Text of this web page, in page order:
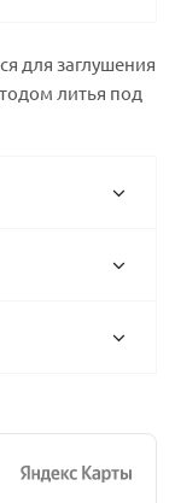
для заглушения
литья под